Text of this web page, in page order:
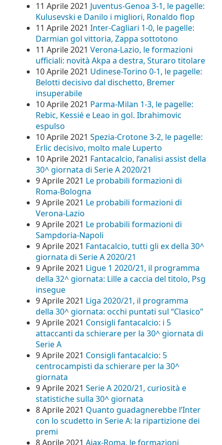
11 Aprile 2021 Juventus-Genoa 3-1, le pagelle:
Kulusevski e Danilo i migliori, Ronaldo flop
11 Aprile 2021 Inter-Cagliari 1-0, le pagelle:
Darmian gol vittoria, Zappa sottotono
11 Aprile 2021 Verona-Lazio, le formazioni
ufficiali: novità Akpa a destra, Sturaro titolare
10 Aprile 2021 Udinese-Torino 0-1, le pagelle:
Belotti decisivo dal dischetto, Bremer
insuperabile
10 Aprile 2021 Parma-Milan 1-3, le pagelle:
Rebic, Kessié e Leao in gol. Ibrahimovic
espulso
10 Aprile 2021 Spezia-Crotone 3-2, le pagelle:
Erlic decisivo, molto male Luperto
10 Aprile 2021 Fantacalcio, l’analisi assist della
30^ giornata di Serie A 2020/21
9 Aprile 2021 Le probabili formazioni di
Roma-Bologna
9 Aprile 2021 Le probabili formazioni di
Verona-Lazio
9 Aprile 2021 Le probabili formazioni di
Sampdoria-Napoli
9 Aprile 2021 Fantacalcio, tutti gli ex della 30^
giornata di Serie A 2020/21
9 Aprile 2021 Ligue 1 2020/21, il programma
della 32^ giornata: Lille a caccia del titolo, Psg
insegue
9 Aprile 2021 Liga 2020/21, il programma
della 30^ giornata: occhi puntati sul “Clasico”
9 Aprile 2021 Consigli fantacalcio: i 5
attaccanti da schierare per la 30^ giornata di
Serie A
9 Aprile 2021 Consigli fantacalcio: 5
centrocampisti da schierare per la 30^
giornata
9 Aprile 2021 Serie A 2020/21, curiosità e
statistiche sulla 30^ giornata
8 Aprile 2021 Quanto guadagnerebbe l’Inter
con lo scudetto in Serie A: la ripartizione dei
premi
8 Aprile 2021 Ajax-Roma, le formazioni